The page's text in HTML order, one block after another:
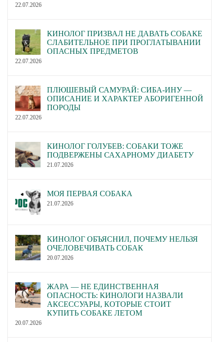
22.07.2026
КИНОЛОГ ПРИЗВАЛ НЕ ДАВАТЬ СОБАКЕ
СЛАБИТЕЛЬНОЕ ПРИ ПРОГЛАТЫВАНИИ
ОПАСНЫХ ПРЕДМЕТОВ
22.07.2026
ПЛЮШЕВЫЙ САМУРАЙ: СИБА-ИНУ —
ОПИСАНИЕ И ХАРАКТЕР АБОРИГЕННОЙ
ПОРОДЫ
22.07.2026
КИНОЛОГ ГОЛУБЕВ: СОБАКИ ТОЖЕ
ПОДВЕРЖЕНЫ САХАРНОМУ ДИАБЕТУ
21.07.2026
МОЯ ПЕРВАЯ СОБАКА
21.07.2026
КИНОЛОГ ОБЪЯСНИЛ, ПОЧЕМУ НЕЛЬЗЯ
ОЧЕЛОВЕЧИВАТЬ СОБАК
20.07.2026
ЖАРА — НЕ ЕДИНСТВЕННАЯ
ОПАСНОСТЬ: КИНОЛОГИ НАЗВАЛИ
АКСЕССУАРЫ, КОТОРЫЕ СТОИТ
КУПИТЬ СОБАКЕ ЛЕТОМ
20.07.2026